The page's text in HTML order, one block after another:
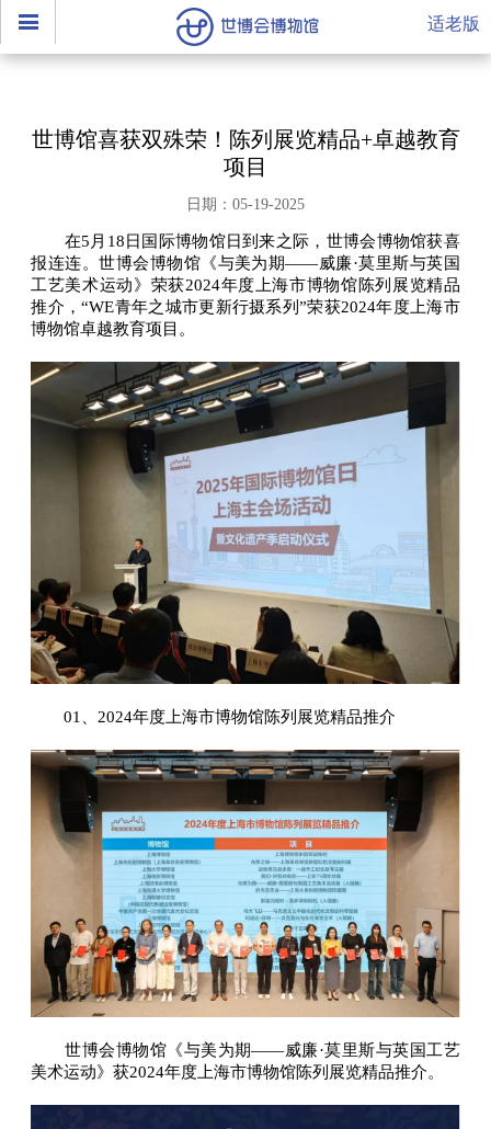
适老版
世博馆喜获双殊荣！陈列展览精品+卓越教育
项目
日期：05-19-2025
在5月18日国际博物馆日到来之际，世博会博物馆获喜
报连连。世博会博物馆《与美为期——威廉·莫里斯与英国
工艺美术运动》荣获2024年度上海市博物馆陈列展览精品
推介，“WE青年之城市更新行摄系列”荣获2024年度上海市
博物馆卓越教育项目。
01、2024年度上海市博物馆陈列展览精品推介
世博会博物馆《与美为期——威廉·莫里斯与英国工艺
美术运动》获2024年度上海市博物馆陈列展览精品推介。